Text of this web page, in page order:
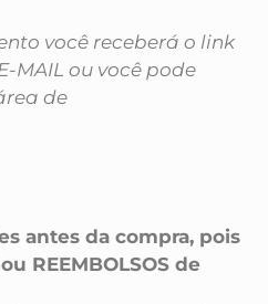
você receberá o link
MAIL ou você pode
de
antes da compra, pois
REEMBOLSOS de